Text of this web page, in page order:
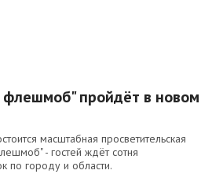
флешмоб" пройдёт в новом
масштабная просветительская
- гостей ждёт сотня
по городу и области.